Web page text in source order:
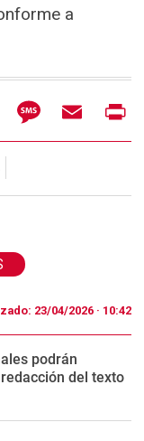
a
WhatsAppMessageEmail
23/04/2026 · 10:42
podrán
del texto